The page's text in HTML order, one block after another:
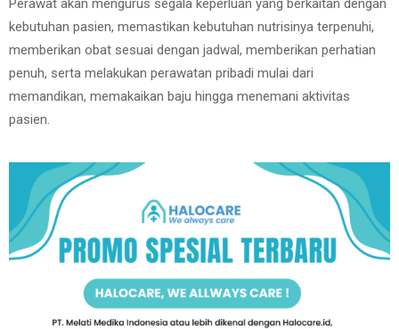
Perawat akan mengurus segala keperluan yang berkaitan dengan
kebutuhan pasien, memastikan kebutuhan nutrisinya terpenuhi,
memberikan obat sesuai dengan jadwal, memberikan perhatian
penuh, serta melakukan perawatan pribadi mulai dari
memandikan, memakaikan baju hingga menemani aktivitas
pasien.